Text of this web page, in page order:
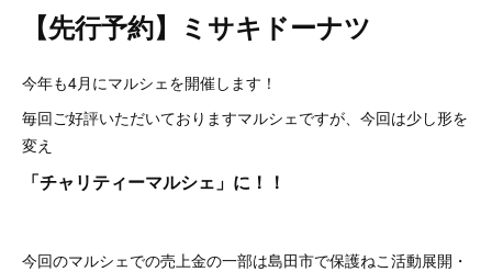
【先行予約】ミサキドーナツ
今年も4月にマルシェを開催します！
毎回ご好評いただいておりますマルシェですが、今回は少し形を
変え
「チャリティーマルシェ」に！！
今回のマルシェでの売上金の一部は島田市で保護ねこ活動展開・